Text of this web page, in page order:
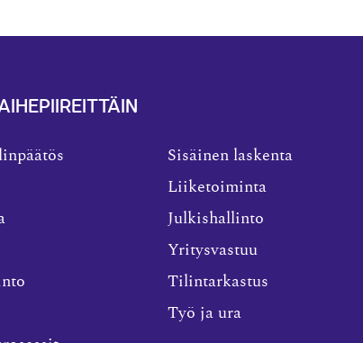
Sisäinen laskenta
Liiketoiminta
Julkishallinto
Yritysvastuu
Tilintarkastus
Työ ja ura